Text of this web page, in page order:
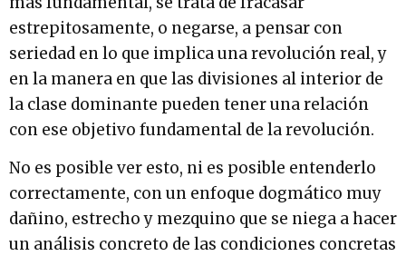
estrepitosamente, o negarse, a pensar con
seriedad en lo que implica una revolución real, y
en la manera en que las divisiones al interior de
la clase dominante pueden tener una relación
con ese objetivo fundamental de la revolución.
No es posible ver esto, ni es posible entenderlo
correctamente, con un enfoque dogmático muy
dañino, estrecho y mezquino que se niega a hacer
un análisis concreto de las condiciones concretas